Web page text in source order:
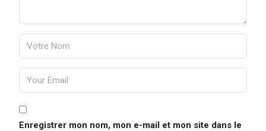
Enregistrer mon nom, mon e-mail et mon site dans le